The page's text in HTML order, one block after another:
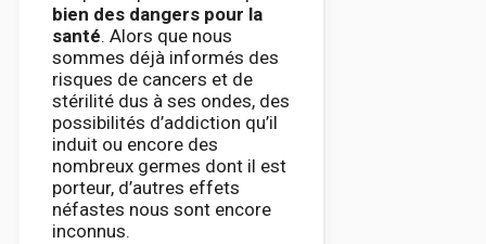
bien des dangers pour la
santé. Alors que nous
sommes déjà informés des
risques de cancers et de
stérilité dus à ses ondes, des
possibilités d’addiction qu’il
induit ou encore des
nombreux germes dont il est
porteur, d’autres effets
néfastes nous sont encore
inconnus.